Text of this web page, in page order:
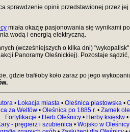
sprawdzenie opinii przedstawionej przez
miała okazję pasjonowania się wynikami
wodą i energią elektryczną.
(wcześniejszych o kilka dni)
Panoramy Oleśnickiej). Pozostaje
gdzie trafiłoby koło zaraz po jego
• Lokacja miasta • Oleśnica piastowska •
za Welfów• Oleśnica po 1885 r.• Zamek
Fortyfikacje •Herb Oleśnicy • Herby księstw•
- pręgierz i szubienica • Wojsko w Oleśnicy